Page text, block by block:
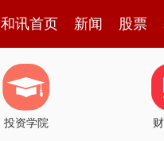
和讯首页 新闻 股票
投资学院